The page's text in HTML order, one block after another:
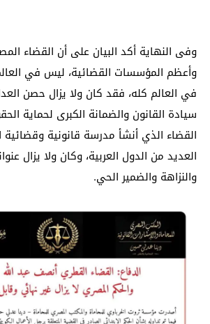
وفى النهاية أكد البيان على أن القضاء
وأعظم المؤسسات القضائية، ليس في
في العالم كله، فقد كان ولا يزال حصن
سيادة القانون والضمانة الكبرى لحماية
القضاء الذي أنشأ مدرسة قانونية وقضائية
العديد من الدول العربية، وكان ولا يزال
والنزاهة والضمير الحي.